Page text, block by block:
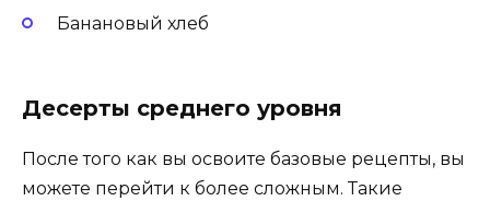
Банановый хлеб
Десерты среднего уровня
После того как вы освоите базовые рецепты, вы
можете перейти к более сложным. Такие